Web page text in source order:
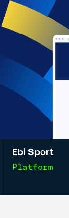
Ebi Sport
Platform